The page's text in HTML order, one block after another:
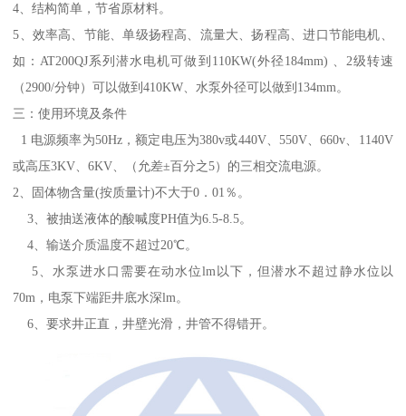
4、结构简单，节省原材料。
5、效率高、节能、单级扬程高、流量大、扬程高、进口节能电机、
如：AT200QJ系列潜水电机可做到110KW(外径184mm) 、2级转速
（2900/分钟）可以做到410KW、水泵外径可以做到134mm。
三：使用环境及条件
1 电源频率为50Hz，额定电压为380v或440V、550V、660v、1140V
或高压3KV、6KV、（允差±百分之5）的三相交流电源。
2、固体物含量(按质量计)不大于0．01％。
3、被抽送液体的酸喊度PH值为6.5-8.5。
4、输送介质温度不超过20℃。
5、水泵进水口需要在动水位lm以下，但潜水不超过静水位以
70m，电泵下端距井底水深lm。
6、要求井正直，井壁光滑，井管不得错开。